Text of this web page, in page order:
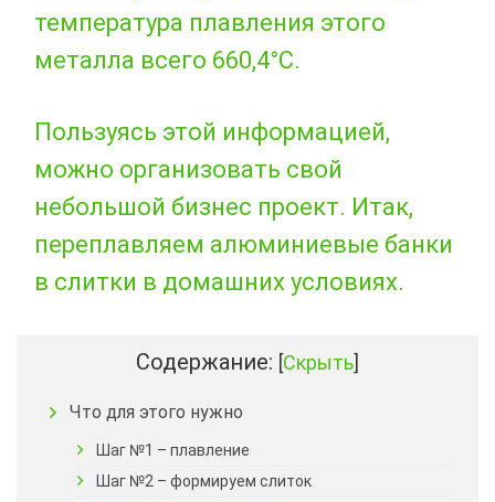
температура плавления этого
металла всего 660,4°С.
Пользуясь этой информацией,
можно организовать свой
небольшой бизнес проект. Итак,
переплавляем алюминиевые банки
в слитки в домашних условиях.
Содержание: [Скрыть]
Что для этого нужно
Шаг №1 – плавление
Шаг №2 – формируем слиток